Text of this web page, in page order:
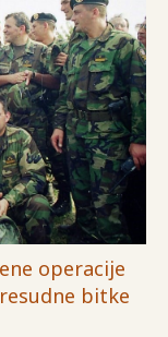
operacije
bitke